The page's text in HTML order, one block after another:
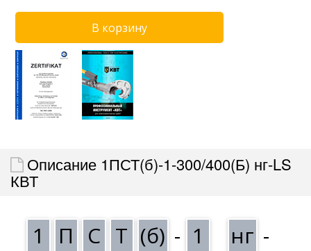
Описание 1ПСТ(б)-1-300/400(Б) нг-LS
КВТ
1 П С Т (б) - 1 нг -